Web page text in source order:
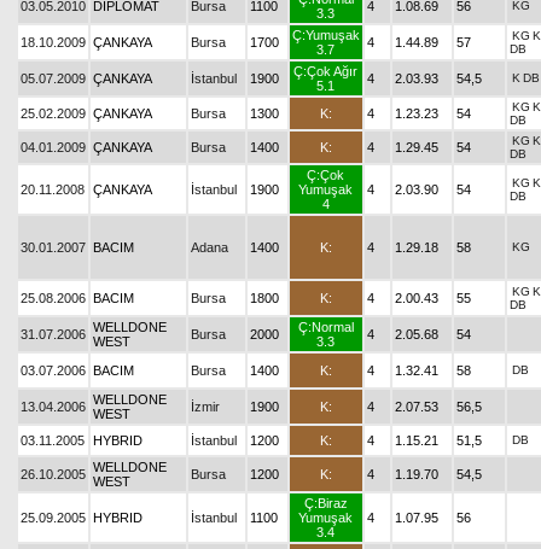
03.05.2010 DİPLOMAT Bursa 1100
3.3
4 1.08.69 56 KG
18.10.2009 ÇANKAYA Bursa 1700
Ç:Yumuşak
3.7
4 1.44.89 57 KG K
DB
05.07.2009 ÇANKAYA İstanbul 1900
Ç:Çok Ağır
5.1
4 2.03.93 54,5 K DB
25.02.2009 ÇANKAYA Bursa 1300 K: 4 1.23.23 54 KG K
DB
04.01.2009 ÇANKAYA Bursa 1400 K: 4 1.29.45 54 KG K
DB
20.11.2008 ÇANKAYA İstanbul 1900
Ç:Çok
Yumuşak
4
4 2.03.90 54 KG K
DB
30.01.2007 BACIM Adana 1400 K: 4 1.29.18 58 KG
25.08.2006 BACIM Bursa 1800 K: 4 2.00.43 55 KG K
DB
31.07.2006 WELLDONE
WEST
Bursa 2000
Ç:Normal
3.3
4 2.05.68 54
03.07.2006 BACIM Bursa 1400 K: 4 1.32.41 58 DB
13.04.2006 WELLDONE
WEST
İzmir 1900 K: 4 2.07.53 56,5
03.11.2005 HYBRID İstanbul 1200 K: 4 1.15.21 51,5 DB
26.10.2005 WELLDONE
WEST
Bursa 1200 K: 4 1.19.70 54,5
25.09.2005 HYBRID İstanbul 1100
Ç:Biraz
Yumuşak
3.4
4 1.07.95 56